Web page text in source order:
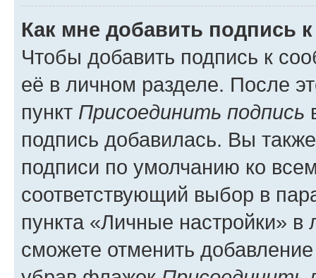
Как мне добавить подпись
Чтобы добавить подпись к
её в личном разделе. После
пункт Присоединить подпись
подпись добавилась. Вы
подписи по умолчанию ко
соответствующий выбор в
пункта «Личные настройки»
сможете отменить